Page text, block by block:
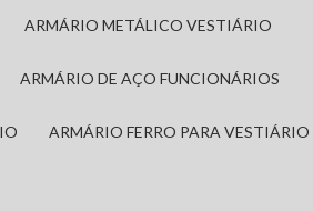
ARMÁRIO METÁLICO VESTIÁRIO
ARMÁRIO DE AÇO FUNCIONÁRIOS
ARMÁRIO FERRO PARA VESTIÁRIO